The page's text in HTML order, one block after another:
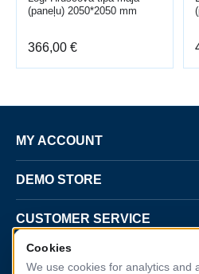
(paneļu) 2050*2050 mm
366,00 €
MY ACCOUNT
DEMO STORE
CUSTOMER SERVICE
Cookies
We use cookies for analytics and